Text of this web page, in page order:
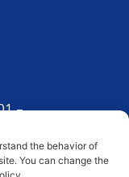
the behavior of
You can change the
–
de